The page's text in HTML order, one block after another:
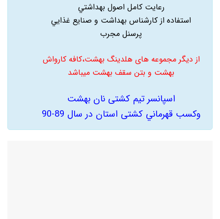
رعايت کامل اصول بهداشتي
استفاده از کارشناس بهداشت و صنايع غذايي
پرسنل مجرب
از دیگر مجموعه های هلدینگ بهشت،کافه کارواش
بهشت و بتن سقف بهشت میباشد
اسپانسر تیم کشتی نان بهشت
وکسب قهرماني کشتی استان در سال 89-90